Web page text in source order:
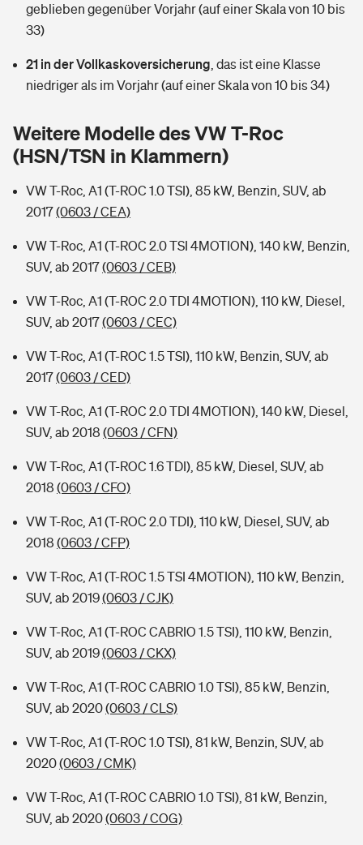
Sie haben Fragen?
Restkreditversicherung
Hochwasser-Check: Wie gefährdet ist Ihr Haus?
Wer versichert was: Jetzt Versicherer finden
Sie haben Fragen?
Hundehalter-Haftpflicht
Private Cyberversicherung
Musikinstrumentenversicherung
Zur Übersicht
Tools
Kinderunfall-Check: Mehr Sicherheit für deine Kids
Sie haben Fragen?
Tools
Wer versichert was: Jetzt Versicherer finden
Sie haben Fragen?
Rentenrechner: Wie viel Geld bekomme ich im Alter?
geblieben gegenüber Vorjahr (auf einer Skala von 10 bis
33)
21 in der Vollkaskoversicherung das ist eine Klasse
niedriger als im Vorjahr (auf einer Skala von 10 bis 34)
Weitere Modelle des VW T-Roc
(HSN/TSN in Klammern)
VW T-Roc, A1 (T-ROC 1.0 TSI), 85 kW, Benzin, SUV, ab
2017(0603 / CEA)
VW T-Roc, A1 (T-ROC 2.0 TSI 4MOTION), 140 kW, Benzin,
SUV, ab 2017(0603 / CEB)
VW T-Roc, A1 (T-ROC 2.0 TDI 4MOTION), 110 kW, Diesel,
SUV, ab 2017(0603 / CEC)
VW T-Roc, A1 (T-ROC 1.5 TSI), 110 kW, Benzin, SUV, ab
2017(0603 / CED)
VW T-Roc, A1 (T-ROC 2.0 TDI 4MOTION), 140 kW, Diesel,
SUV, ab 2018 (0603 / CFN)
VW T-Roc, A1 (T-ROC 1.6 TDI), 85 kW, Diesel, SUV, ab
2018 (0603 / CFO)
VW T-Roc, A1 (T-ROC 2.0 TDI), 110 kW, Diesel, SUV, ab
2018 (0603 / CFP)
VW T-Roc, A1 (T-ROC 1.5 TSI 4MOTION), 110 kW, Benzin,
SUV, ab 2019(0603 / CJK)
VW T-Roc, A1 (T-ROC CABRIO 1.5 TSI), 110 kW, Benzin,
SUV, ab 2019(0603 / CKX)
VW T-Roc, A1 (T-ROC CABRIO 1.0 TSI), 85 kW, Benzin,
SUV, ab 2020(0603 / CLS)
VW T-Roc, A1 (T-ROC 1.0 TSI), 81 kW, Benzin, SUV, ab
2020(0603 / CMK)
VW T-Roc, A1 (T-ROC CABRIO 1.0 TSI), 81 kW, Benzin,
SUV, ab 2020(0603 / COG)